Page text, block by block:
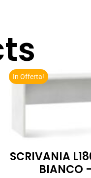
In Offerta!
SCRIVANIA
BIANCO